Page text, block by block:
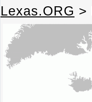
Lexas.ORG >